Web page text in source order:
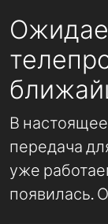
В
передача
уже
появилась.